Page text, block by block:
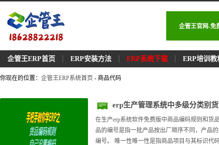
企管王官网-免
企管王ERP首页 ERP安装方法 ERP系统下载 ERP培训教
你现在的位置： 企管王ERP系统首页 - 商品代码
erp生产管理系统中多级分类别
在生产erp系统软件免费版中商品编码规则和货
品的编号是指一批产品按出厂顺序不同，产品
编号。 唯一性唯一性是指商品项目与其标识代